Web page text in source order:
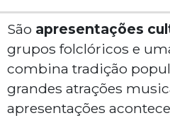
São apresentações
grupos folclóricos e
combina tradição
grandes atrações
apresentações